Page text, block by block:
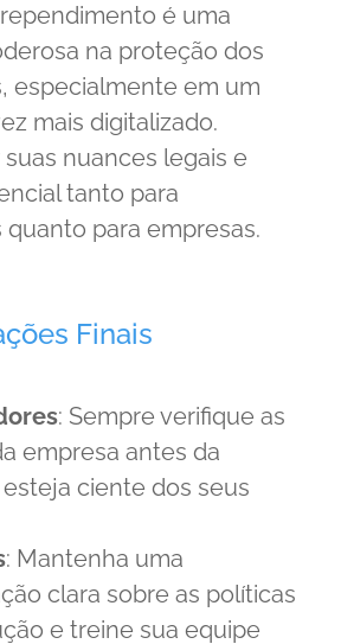
é uma
na proteção dos
especialmente em um
mais digitalizado.
nuances legais e
tanto para
para empresas.
Finais
: Sempre verifique as
empresa antes da
ciente dos seus
: Mantenha uma
clara sobre as políticas
e treine sua equipe